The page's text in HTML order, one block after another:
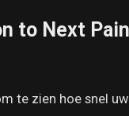
to Next
te zien hoe snel